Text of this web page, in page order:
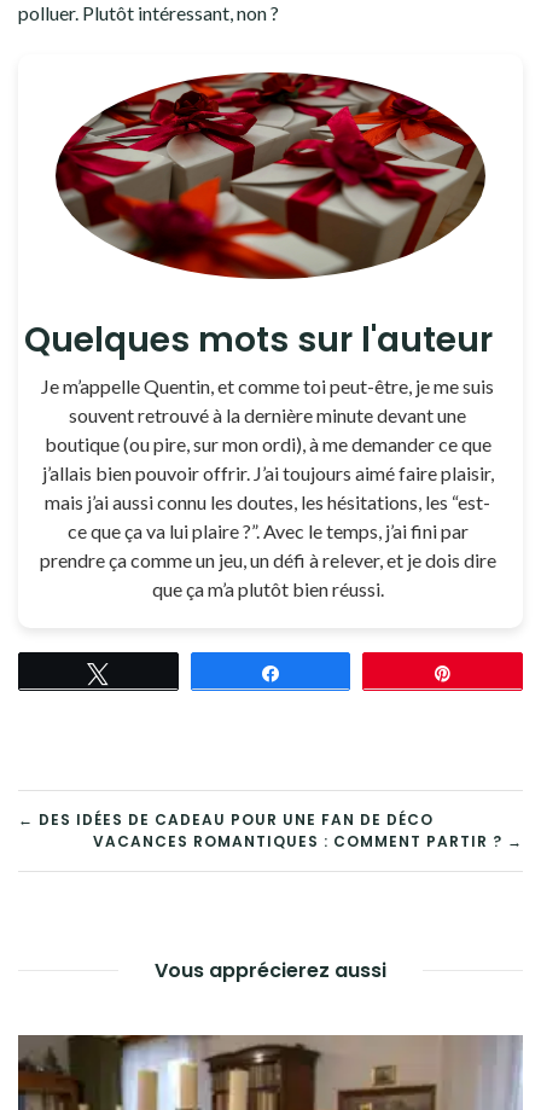
polluer. Plutôt intéressant, non ?
Quelques mots sur l'auteur
Je m’appelle Quentin, et comme toi peut-être, je me suis
souvent retrouvé à la dernière minute devant une
boutique (ou pire, sur mon ordi), à me demander ce que
j’allais bien pouvoir offrir. J’ai toujours aimé faire plaisir,
mais j’ai aussi connu les doutes, les hésitations, les “est-
ce que ça va lui plaire ?”. Avec le temps, j’ai fini par
prendre ça comme un jeu, un défi à relever, et je dois dire
que ça m’a plutôt bien réussi.
NAVIGATION
DE
← DES IDÉES DE CADEAU POUR UNE FAN DE DÉCO
VACANCES ROMANTIQUES : COMMENT PARTIR ? →
Vous apprécierez aussi